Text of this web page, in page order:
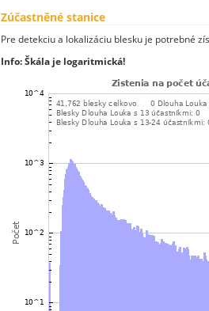
Zúčastněné stanice
Pre detekciu a lokalizáciu blesku je potrebné
Info: Škála je logaritmická!